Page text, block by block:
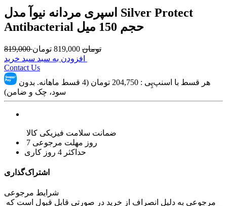
اسپری مردانه نیوآ مدل Silver Protect
Antibacterial حجم 150 میل
819,000 تومان 819,000 تومان
Contact Us
هر قسط با اسنپ‌پِی : 204,750
تومان (4 قسط ماهانه. بدون
سود، چک و ضامن)
ضمانت سلامت فیزیکی کالا
7 روز مهلت مرجوعی
حداکثر 4 روز کاری
اشتراک‌گذاری
شرایط مرجوعی